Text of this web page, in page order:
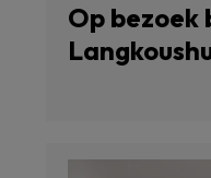
Op bezoek